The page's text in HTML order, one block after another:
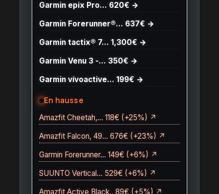
Garmin epix Pro… 620€ →
Garmin Forerunner®… 637€ →
Garmin tactix® 7… 1,300€ →
Garmin Venu 3 -… 350€ →
Garmin vívoactive… 199€ →
En hausse
Amazfit Cheetah,… 118€ (+25%) ↗
Amazfit Falcon, 49… 676€ (+23%) ↗
Garmin Forerunner… 149€ (+6%) ↗
SUUNTO Vertical… 529€ (+6%) ↗
Amazfit Active Black.. 89€ (+5%) ↗